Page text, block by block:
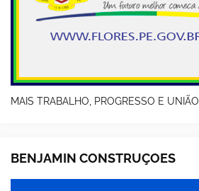
MAIS TRABALHO, PROGRESSO E UNIÃO
BENJAMIN CONSTRUÇOES